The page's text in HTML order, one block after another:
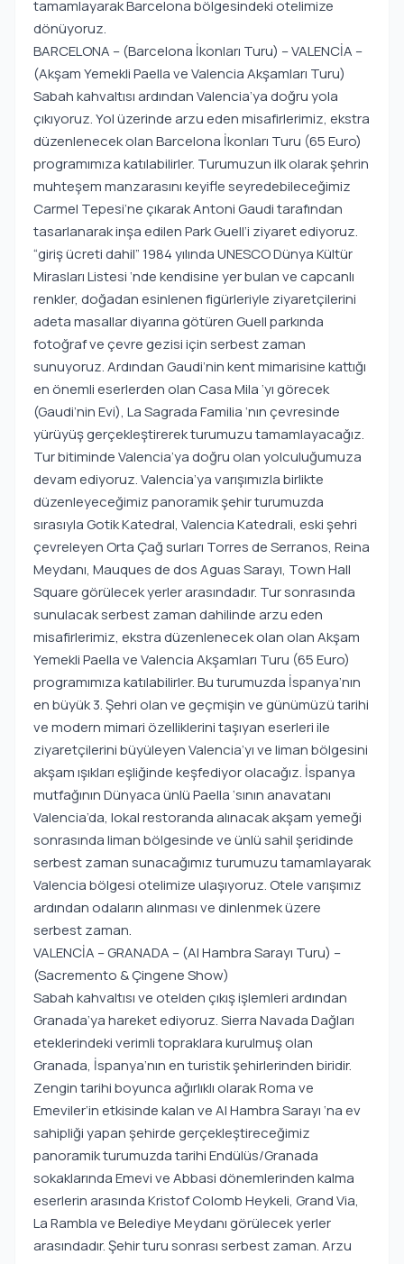
tamamlayarak Barcelona bölgesindeki otelimize
dönüyoruz.
BARCELONA – (Barcelona İkonları Turu) – VALENCİA –
(Akşam Yemekli Paella ve Valencia Akşamları Turu)
Sabah kahvaltısı ardından Valencia’ya doğru yola
çıkıyoruz. Yol üzerinde arzu eden misafirlerimiz, ekstra
düzenlenecek olan Barcelona İkonları Turu (65 Euro)
programımıza katılabilirler. Turumuzun ilk olarak şehrin
muhteşem manzarasını keyifle seyredebileceğimiz
Carmel Tepesi’ne çıkarak Antoni Gaudi tarafından
tasarlanarak inşa edilen Park Guell’i ziyaret ediyoruz.
“giriş ücreti dahil” 1984 yılında UNESCO Dünya Kültür
Mirasları Listesi ‘nde kendisine yer bulan ve capcanlı
renkler, doğadan esinlenen figürleriyle ziyaretçilerini
adeta masallar diyarına götüren Guell parkında
fotoğraf ve çevre gezisi için serbest zaman
sunuyoruz. Ardından Gaudi’nin kent mimarisine kattığı
en önemli eserlerden olan Casa Mila ‘yı görecek
(Gaudi’nin Evi), La Sagrada Familia ‘nın çevresinde
yürüyüş gerçekleştirerek turumuzu tamamlayacağız.
Tur bitiminde Valencia’ya doğru olan yolculuğumuza
devam ediyoruz. Valencia’ya varışımızla birlikte
düzenleyeceğimiz panoramik şehir turumuzda
sırasıyla Gotik Katedral, Valencia Katedrali, eski şehri
çevreleyen Orta Çağ surları Torres de Serranos, Reina
Meydanı, Mauques de dos Aguas Sarayı, Town Hall
Square görülecek yerler arasındadır. Tur sonrasında
sunulacak serbest zaman dahilinde arzu eden
misafirlerimiz, ekstra düzenlenecek olan olan Akşam
Yemekli Paella ve Valencia Akşamları Turu (65 Euro)
programımıza katılabilirler. Bu turumuzda İspanya’nın
en büyük 3. Şehri olan ve geçmişin ve günümüzü tarihi
ve modern mimari özelliklerini taşıyan eserleri ile
ziyaretçilerini büyüleyen Valencia’yı ve liman bölgesini
akşam ışıkları eşliğinde keşfediyor olacağız. İspanya
mutfağının Dünyaca ünlü Paella ‘sının anavatanı
Valencia’da, lokal restoranda alınacak akşam yemeği
sonrasında liman bölgesinde ve ünlü sahil şeridinde
serbest zaman sunacağımız turumuzu tamamlayarak
Valencia bölgesi otelimize ulaşıyoruz. Otele varışımız
ardından odaların alınması ve dinlenmek üzere
serbest zaman.
VALENCİA – GRANADA – (Al Hambra Sarayı Turu) –
(Sacremento & Çingene Show)
Sabah kahvaltısı ve otelden çıkış işlemleri ardından
Granada’ya hareket ediyoruz. Sierra Navada Dağları
eteklerindeki verimli topraklara kurulmuş olan
Granada, İspanya’nın en turistik şehirlerinden biridir.
Zengin tarihi boyunca ağırlıklı olarak Roma ve
Emeviler’in etkisinde kalan ve Al Hambra Sarayı ‘na ev
sahipliği yapan şehirde gerçekleştireceğimiz
panoramik turumuzda tarihi Endülüs/Granada
sokaklarında Emevi ve Abbasi dönemlerinden kalma
eserlerin arasında Kristof Colomb Heykeli, Grand Via,
La Rambla ve Belediye Meydanı görülecek yerler
arasındadır. Şehir turu sonrası serbest zaman. Arzu